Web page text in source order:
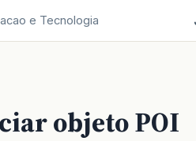
e Tecnologia
objeto POI